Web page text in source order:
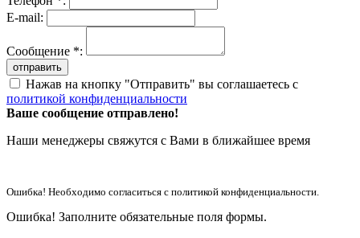
E-mail:
Сообщение *:
отправить
Нажав на кнопку "Отправить" вы соглашаетесь с
политикой конфиденциальности
Ваше сообщение отправлено!
Наши менеджеры свяжутся с Вами в ближайшее время
Ошибка! Необходимо согласиться с политикой конфиденциальности.
Ошибка! Заполните обязательные поля формы.